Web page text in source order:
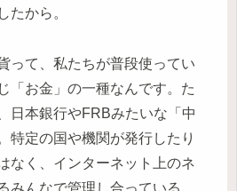
たから。
って、私たちが普段使ってい
「お金」の一種なんです。た
日本銀行やFRBみたいな「中
特定の国や機関が発行したり
なく、インターネット上のネ
みんなで管理し合っている